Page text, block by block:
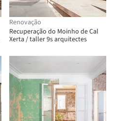
Renovação
Recuperação do Moinho de Cal
Xerta / taller 9s arquitectes